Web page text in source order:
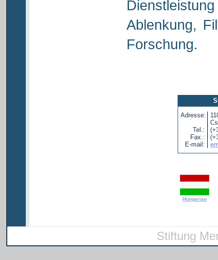
Ablenkung,
Forschung.
Adresse:
Tel.:
Fax.:
E-mail:
Hungarian
Stiftung